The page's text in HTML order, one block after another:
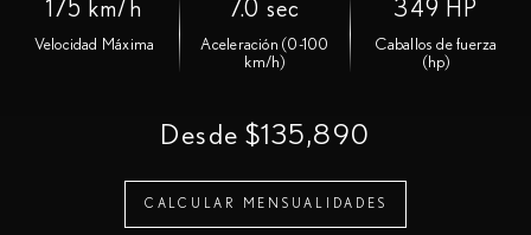
175 km/h
Velocidad Máxima
7.0 sec
Aceleración (0-100
km/h)
349 HP
Caballos de fuerza
(hp)
Desde $135,890
CALCULAR MENSUALIDADES